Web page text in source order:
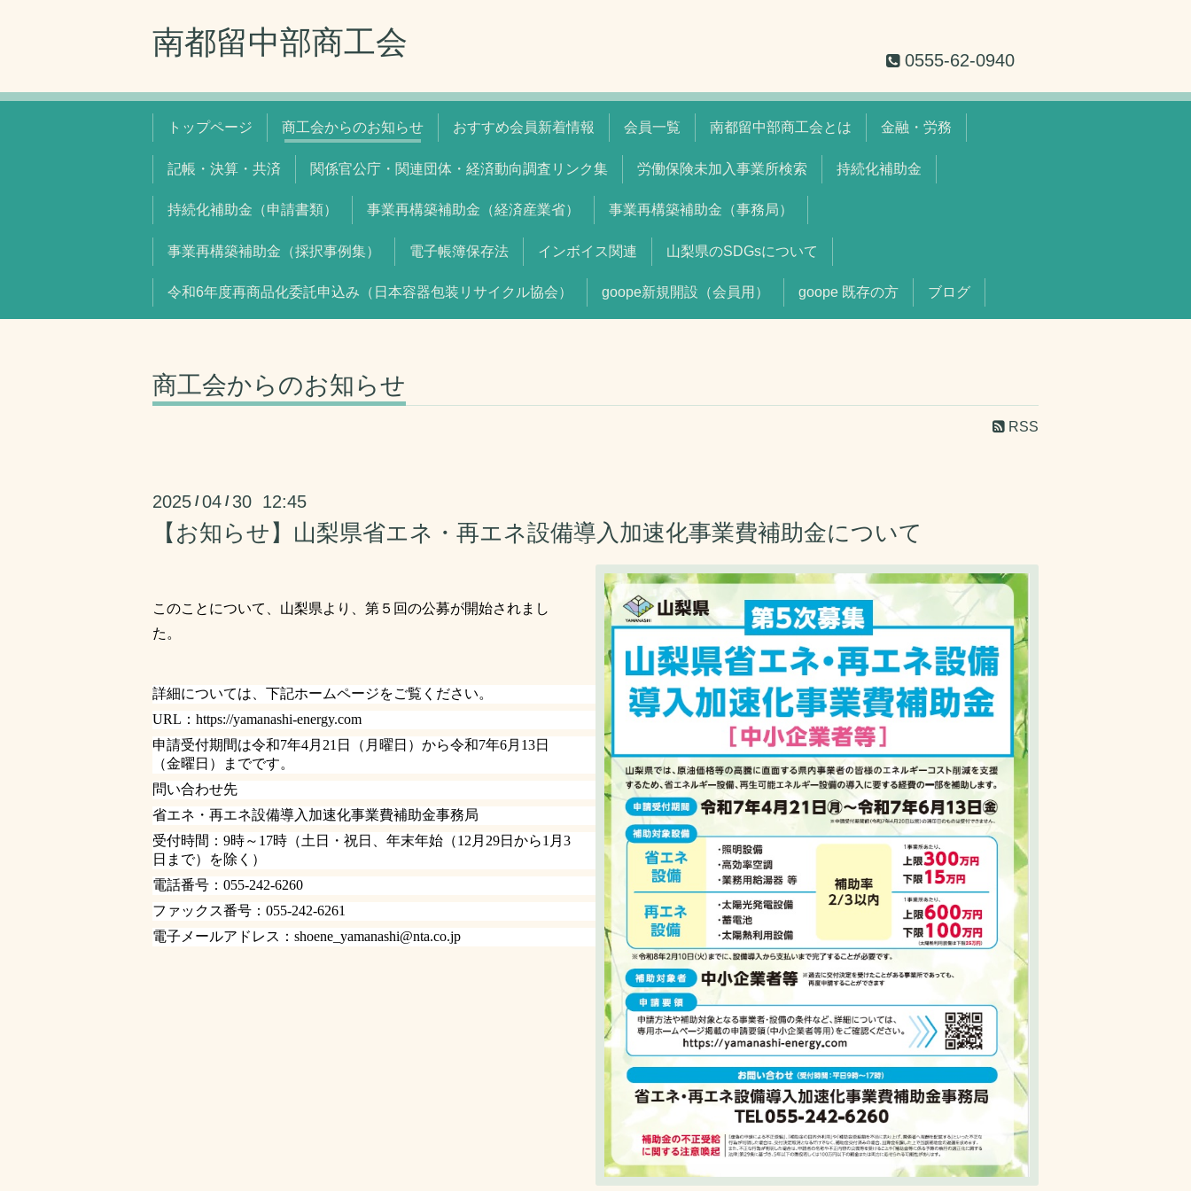
南都留中部商工会
0555-62-0940
トップページ 商工会からのお知らせ おすすめ会員新着情報 会員一覧 南都留中部商工会とは 金融・労務
記帳・決算・共済 関係官公庁・関連団体・経済動向調査リンク集 労働保険未加入事業所検索 持続化補助金
持続化補助金（申請書類） 事業再構築補助金（経済産業省） 事業再構築補助金（事務局）
事業再構築補助金（採択事例集） 電子帳簿保存法 インボイス関連 山梨県のSDGsについて
令和6年度再商品化委託申込み（日本容器包装リサイクル協会） goope新規開設（会員用） goope 既存の方 ブログ
商工会からのお知らせ
RSS
2025 /04 / 30 12:45
【お知らせ】山梨県省エネ・再エネ設備導入加速化事業費補助金について
このことについて、山梨県より、第５回の公募が開始されまし
た。
詳細については、下記ホームページをご覧ください。
URL ： https://yamanashi-energy.com
申請受付期間は令和7年4月 21 日（月曜日）から令和7年6月 13日
（金曜日）までです。
問い合わせ先
省エネ・再エネ設備導入加速化事業費補助金事務局
受付時間： 9時～ 17時（土日・祝日、年末年始（12 月 29日から1 月 3
日まで）を除く）
電話番号： 055-242-6260
ファックス番号： 055-242-6261
電子メールアドレス： shoene_yamanashi@nta.co.jp